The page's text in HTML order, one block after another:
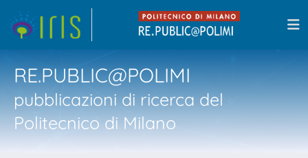
RE.PUBLIC@POLIMI
pubblicazioni di ricerca del
Politecnico di Milano